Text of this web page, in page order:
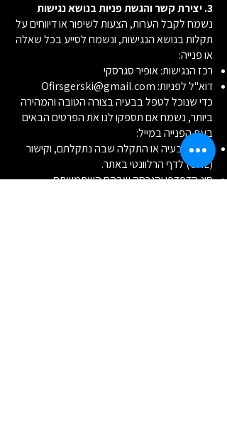
3. יצירת קשר והגשת פניות בנושא נגישות
נשמח לקבל הערות, הצעות לשיפור או דיווחים על
תקלות בנושא הנגישות, ונשמח לסייע בכל שאלה
או פנייה:
רכז הנגישות: אופיר סגרסקי
דוא"ל לפניות: Ofirsgerski@gmail.com
כדי שנוכל לטפל בבעיה בצורה הטובה והמהירה
ביותר, נשמח אם תספקו לנו את הפרטים הבאים
בעת הפנייה במייל:
תיאור הבעיה או התקלה שבה נתקלתם, וקישור
(URL) לדף הרלוונטי באתר.
סוג הדפדפן והגרסה שבהם השתמשתם.